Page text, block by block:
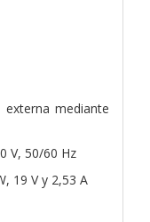
mediante
V, 50/60 Hz
19 V y 2,53 A